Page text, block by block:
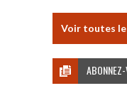
Voir toutes